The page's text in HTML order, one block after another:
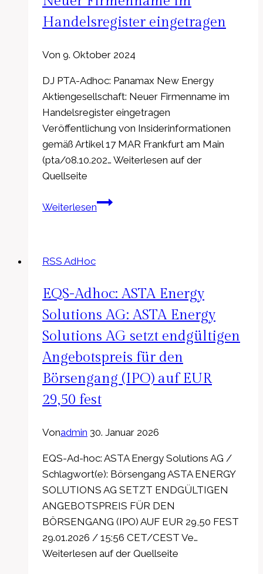
Handelsregister eingetragen
Von 9. Oktober 2024
DJ PTA-Adhoc: Panamax New Energy
Aktiengesellschaft: Neuer Firmenname im
Handelsregister eingetragen
Veröffentlichung von Insiderinformationen
gemäß Artikel 17 MAR Frankfurt am Main
(pta/08.10.202… Weiterlesen auf der
Quellseite
WeiterlesenPTA-
Neuer
Firmenname
Handelsregister
eingetragen
RSS AdHoc
EQS-Adhoc: ASTA Energy
Solutions AG: ASTA Energy
Solutions AG setzt endgültigen
Angebotspreis für den
Börsengang (IPO) auf EUR
29,50 fest
Vonadmin 30. Januar 2026
EQS-Ad-hoc: ASTA Energy Solutions AG /
Schlagwort(e): Börsengang ASTA ENERGY
SOLUTIONS AG SETZT ENDGÜLTIGEN
ANGEBOTSPREIS FÜR DEN
BÖRSENGANG (IPO) AUF EUR 29,50 FEST
29.01.2026 / 15:56 CET/CEST Ve…
Weiterlesen auf der Quellseite